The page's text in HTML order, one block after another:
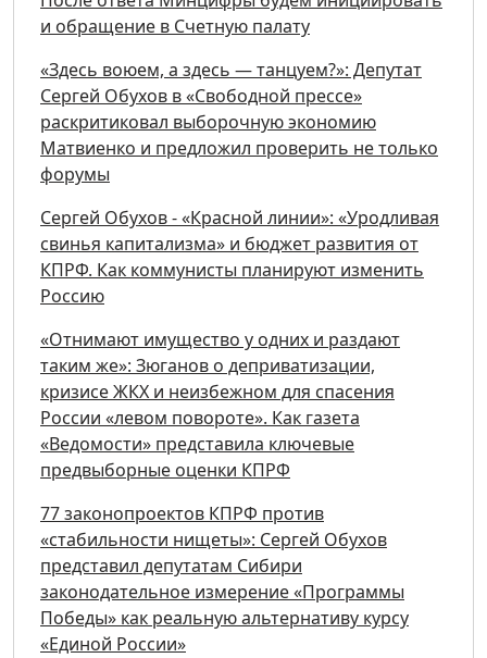
и обращение в Счетную палату
«Здесь воюем, а здесь — танцуем?»: Депутат
Сергей Обухов в «Свободной прессе»
раскритиковал выборочную экономию
Матвиенко и предложил проверить не только
форумы
Сергей Обухов - «Красной линии»: «Уродливая
свинья капитализма» и бюджет развития от
КПРФ. Как коммунисты планируют изменить
Россию
«Отнимают имущество у одних и раздают
таким же»: Зюганов о деприватизации,
кризисе ЖКХ и неизбежном для спасения
России «левом повороте». Как газета
«Ведомости» представила ключевые
предвыборные оценки КПРФ
77 законопроектов КПРФ против
«стабильности нищеты»: Сергей Обухов
представил депутатам Сибири
законодательное измерение «Программы
Победы» как реальную альтернативу курсу
«Единой России»